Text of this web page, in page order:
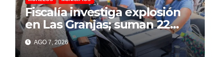
Fiscalía investiga explosión
en Las Granjas; suman 22
personas lesionadas y 12
denuncias por daños
AGO 7, 2026